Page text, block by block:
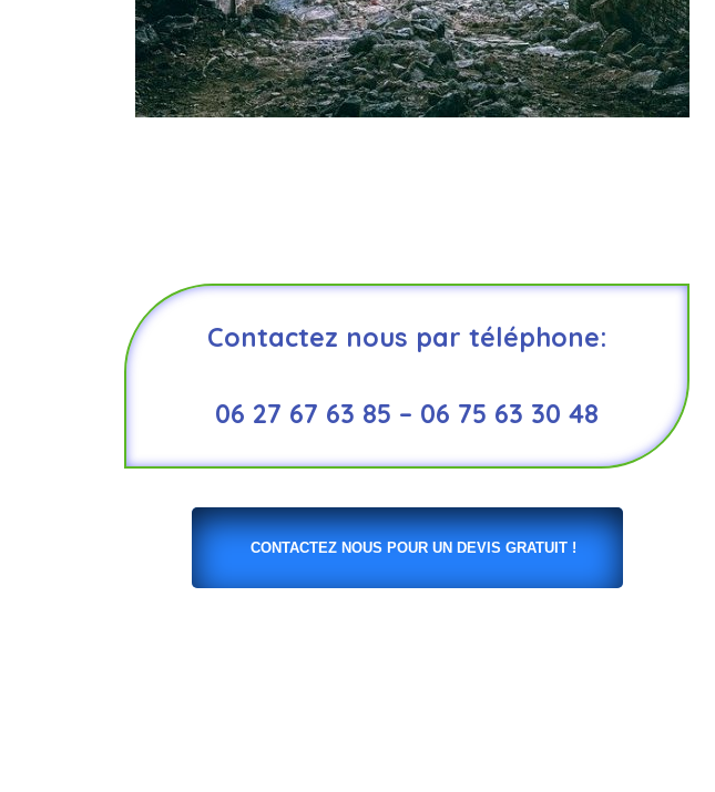
Contactez nous par téléphone:
06 27 67 63 85 – 06 75 63 30 48
CONTACTEZ NOUS POUR UN DEVIS GRATUIT !